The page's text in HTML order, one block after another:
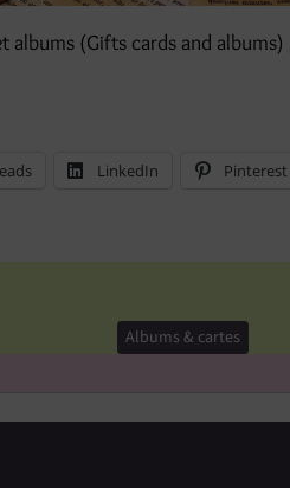
albums (Gifts cards and
LinkedIn Pinterest
Albums & cartes